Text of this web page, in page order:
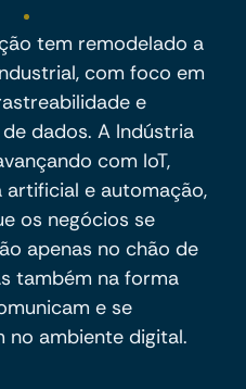
tem remodelado a
com foco em
e
dados. A Indústria
com IoT,
artificial e automação,
os negócios se
apenas no chão de
também na forma
e se
no ambiente digital.